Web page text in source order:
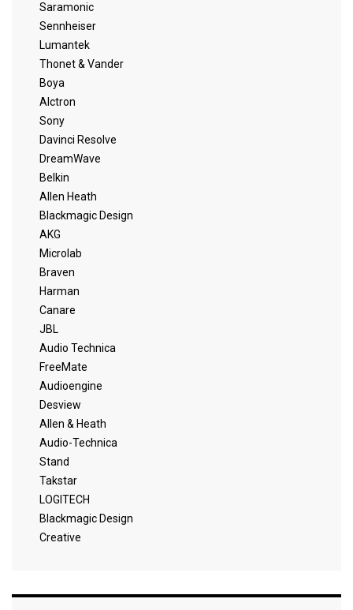
Saramonic
Sennheiser
Lumantek
Thonet & Vander
Boya
Alctron
Sony
Davinci Resolve
DreamWave
Belkin
Allen Heath
Blackmagic Design
AKG
Microlab
Braven
Harman
Canare
JBL
Audio Technica
FreeMate
Audioengine
Desview
Allen & Heath
Audio-Technica
Stand
Takstar
LOGITECH
Blackmagic Design
Creative